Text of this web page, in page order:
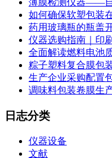
薄膜检测仪器——
如何确保软塑包装
药用玻璃瓶的瓶盖
仪器选购指南｜印
全面解读燃料电池
粽子塑料复合膜包
生产企业采购配置
调味料包装卷膜生
日志分类
仪器设备
文献